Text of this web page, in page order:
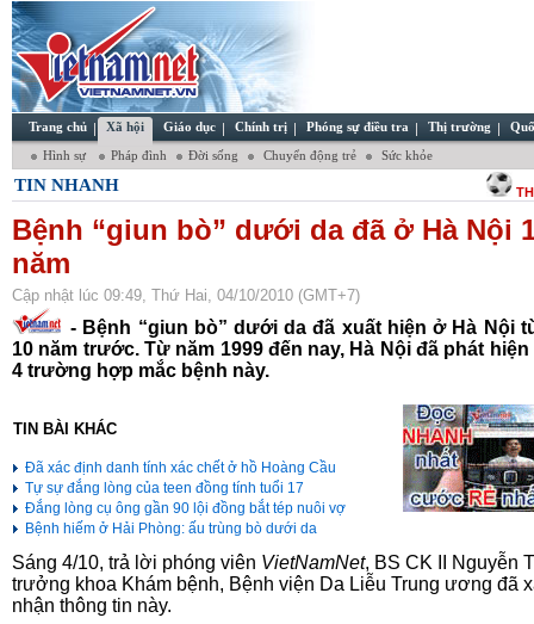
Trang chủ Xã hội Giáo dục Chính trị Phóng sự điều tra Thị trường
Hình sự Pháp đình Đời sống Chuyển động trẻ Sức khỏe
TIN NHANH
Bệnh “giun bò” dưới da đã ở Hà Nội
năm
Cập nhật lúc 09:49, Thứ Hai, 04/10/2010 (GMT+7)
- Bệnh “giun bò” dưới da đã xuất hiện ở Hà Nội
10 năm trước. Từ năm 1999 đến nay, Hà Nội đã phát
4 trường hợp mắc bệnh này.
TIN BÀI KHÁC
Đã xác định danh tính xác chết ở hồ Hoàng Cầu
Tự sự đắng lòng của teen đồng tính tuổi 17
Đắng lòng cụ ông gần 90 lội đồng bắt tép nuôi vợ
Bệnh hiếm ở Hải Phòng: ấu trùng bò dưới da
Sáng 4/10, trả lời phóng viên VietNamNet, BS CK II Nguyễn
trưởng khoa Khám bệnh, Bệnh viện Da Liễu Trung ương đã
nhận thông tin này.